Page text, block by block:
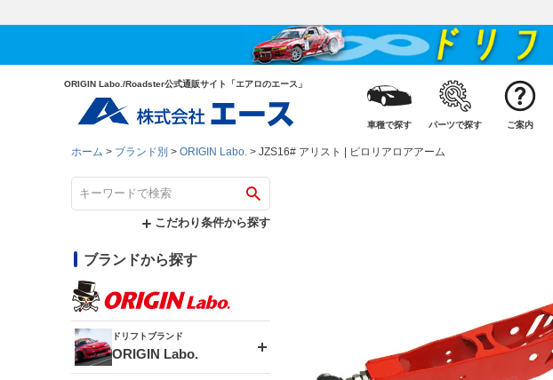
ORIGIN Labo./Roadster公式通販サイト「エアロのエース」
車種で探す パーツで探す ご案内
ホーム ブランド別 ORIGIN Labo. JZS16# アリスト | ピロリアロアアーム
こだわり条件から探す
ブランドから探す
ドリフトブランド
ORIGIN Labo.